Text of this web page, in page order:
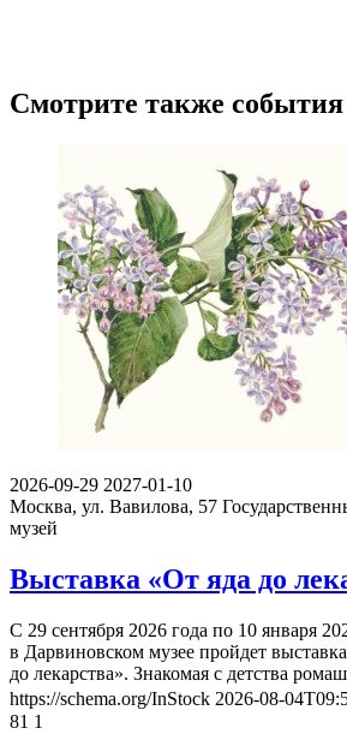
Смотрите также события
2026-09-29 2027-01-10
Москва, ул. Вавилова, 57
музей
Выставка «От яда до
С 29 сентября 2026 года по 10 января
в Дарвиновском музее пройдет
до лекарства». Знакомая с детства
https://schema.org/InStock 2026-08-
81 1